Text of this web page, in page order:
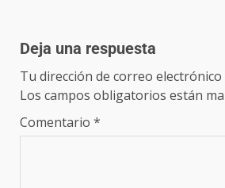
Deja una respuesta
Tu dirección de correo
Los campos obligatorios están
Comentario *